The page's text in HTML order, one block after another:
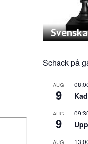
Schack på
AUG
9
AUG
9
AUG